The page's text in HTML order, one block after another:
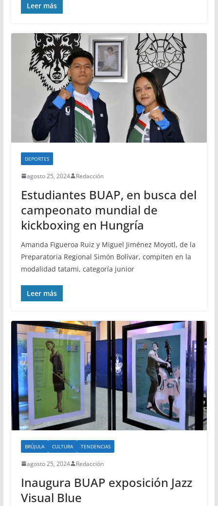
Leer más
DEPORTES
agosto 25, 2024 Redacción
Estudiantes BUAP, en busca del
campeonato mundial de
kickboxing en Hungría
Amanda Figueroa Ruiz y Miguel Jiménez Moyotl, de la
Preparatoria Regional Simón Bolívar, compiten en la
modalidad tatami, categoría junior
Leer más
BRÚJULA CULTURA TENDENCIAS
agosto 25, 2024 Redacción
Inaugura BUAP exposición Jazz
Visual Blue